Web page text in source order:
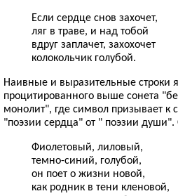
Если сердце снов захочет,
ляг в траве, и над тобой
вдруг заплачет, захохочет
колокольчик голубой.
Наивные и выразительные строки
процитированного выше сонета
монолит", где символ призывает к
"поэзии сердца" от " поэзии
Фиолетовый, лиловый,
темно-синий, голубой,
он поет о жизни новой,
как родник в тени кленовой,